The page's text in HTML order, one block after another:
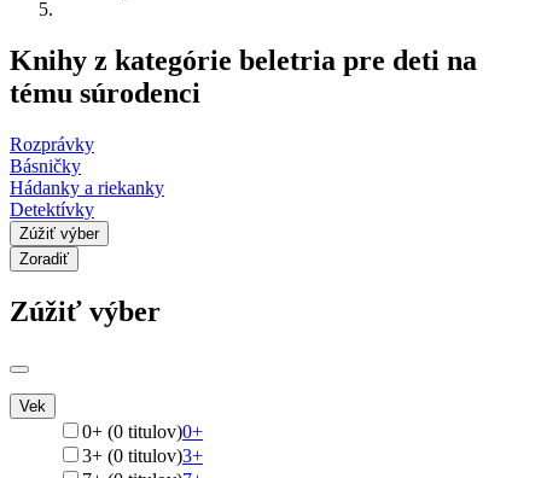
Knihy z kategórie beletria pre deti na
tému súrodenci
Rozprávky
Básničky
Hádanky a riekanky
Detektívky
Zúžiť výber
Zoradiť
Zúžiť výber
Vek
0+ (0 titulov)0+
3+ (0 titulov)3+